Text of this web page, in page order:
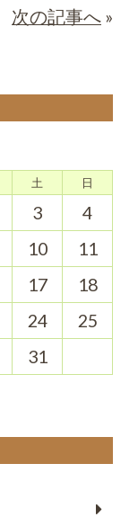
次の記事へ »
土 日
3
4
10
11
17
18
24
25
31